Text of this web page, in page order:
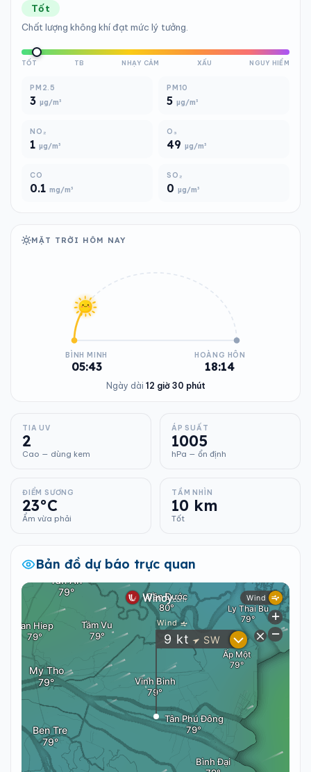
Tốt
Chất lượng không khí đạt mức lý tưởng.
TỐT TB NHẠY CẢM XẤU NGUY HIỂM
PM2.5
3 µg/m³
PM10
5 µg/m³
NO₂
1 µg/m³
O₃
49 µg/m³
CO
0.1 mg/m³
SO₂
0 µg/m³
MẶT TRỜI HÔM NAY
BÌNH MINH
05:43
HOÀNG HÔN
18:14
Ngày dài 12 giờ 30 phút
TIA UV
2
Cao — dùng kem
ÁP SUẤT
1005
hPa — ổn định
ĐIỂM SƯƠNG
23°C
Ẩm vừa phải
TẦM NHÌN
10 km
Tốt
Bản đồ dự báo trực quan